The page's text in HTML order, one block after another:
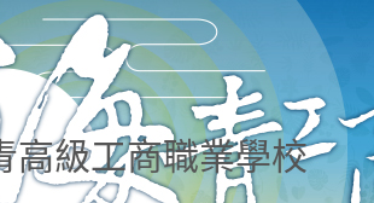
高級工商職業學校